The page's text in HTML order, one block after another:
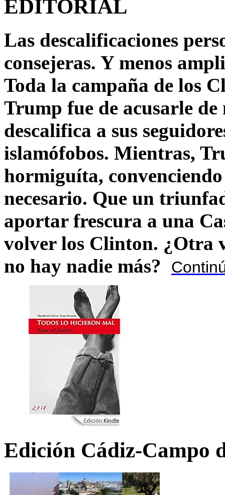
EDITORIAL
Las descalificaciones
consejeras. Y menos
Toda la campaña de los
Trump fue de acusarle
descalifica a sus
islamófobos. Mientras,
hormiguíta,
necesario. Que un
aportar frescura a una
volver los Clinton. ¿Otra
no hay nadie más?
Edición Cádiz-Campo